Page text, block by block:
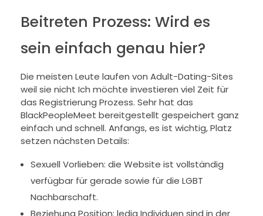
Beitreten Prozess: Wird es
sein einfach genau hier?
Die meisten Leute laufen von Adult-Dating-Sites
weil sie nicht Ich möchte investieren viel Zeit für
das Registrierung Prozess. Sehr hat das
BlackPeopleMeet bereitgestellt gespeichert ganz
einfach und schnell. Anfangs, es ist wichtig, Platz
setzen nächsten Details:
Sexuell Vorlieben: die Website ist vollständig
verfügbar für gerade sowie für die LGBT
Nachbarschaft.
Beziehung Position: ledig Individuen sind in der